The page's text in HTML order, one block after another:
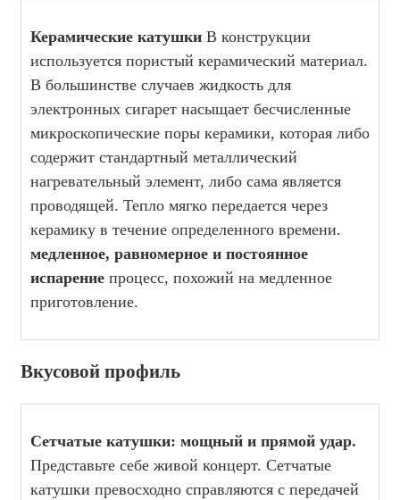
Керамические катушкиВ конструкции
используется пористый керамический материал.
В большинстве случаев жидкость для
электронных сигарет насыщает бесчисленные
микроскопические поры керамики, которая либо
содержит стандартный металлический
нагревательный элемент, либо сама является
проводящей. Тепло мягко передается через
керамику в течение определенного времени.
медленное, равномерное и постоянное
испарениепроцесс, похожий на медленное
приготовление.
Вкусовой профиль
Сетчатые катушки: мощный и прямой удар.
Представьте себе живой концерт. Сетчатые
катушки превосходно справляются с передачей